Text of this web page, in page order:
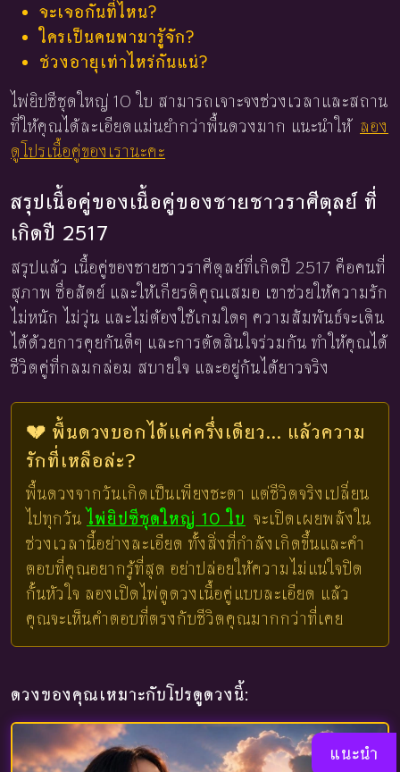
จะเจอกันที่ไหน?
ใครเป็นคนพามารู้จัก?
ช่วงอายุเท่าไหร่กันแน่?
ไพ่ยิปซีชุดใหญ่ 10 ใบ สามารถเจาะจงช่วงเวลาและสถาน
ที่ให้คุณได้ละเอียดแม่นยำกว่าพื้นดวงมาก แนะนำให้ ลอง
ดูโปรเนื้อคู่ของเรานะคะ
สรุปเนื้อคู่ของเนื้อคู่ของชายชาวราศีตุลย์ ที่
เกิดปี 2517
สรุปแล้ว เนื้อคู่ของชายชาวราศีตุลย์ที่เกิดปี 2517 คือคนที่
สุภาพ ซื่อสัตย์ และให้เกียรติคุณเสมอ เขาช่วยให้ความรัก
ไม่หนัก ไม่วุ่น และไม่ต้องใช้เกมใดๆ ความสัมพันธ์จะเดิน
ได้ด้วยการคุยกันดีๆ และการตัดสินใจร่วมกัน ทำให้คุณได้
ชีวิตคู่ที่กลมกล่อม สบายใจ และอยู่กันได้ยาวจริง
💔 พื้นดวงบอกได้แค่ครึ่งเดียว... แล้วความ
รักที่เหลือล่ะ?
พื้นดวงจากวันเกิดเป็นเพียงชะตา แต่ชีวิตจริงเปลี่ยน
ไปทุกวัน ไพ่ยิปซีชุดใหญ่ 10 ใบ จะเปิดเผยพลังใน
ช่วงเวลานี้อย่างละเอียด ทั้งสิ่งที่กำลังเกิดขึ้นและคำ
ตอบที่คุณอยากรู้ที่สุด อย่าปล่อยให้ความไม่แน่ใจปิด
กั้นหัวใจ ลองเปิดไพ่ดูดวงเนื้อคู่แบบละเอียด แล้ว
คุณจะเห็นคำตอบที่ตรงกับชีวิตคุณมากกว่าที่เคย
ดวงของคุณเหมาะกับโปรดูดวงนี้:
แนะนำ